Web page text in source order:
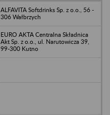
ALFAVITA Softdrinks Sp. z o.o., 56 -
306 Wałbrzych
EURO AKTA Centralna Składnica
Akt Sp. z o.o., ul. Narutowicza 39,
99-300 Kutno